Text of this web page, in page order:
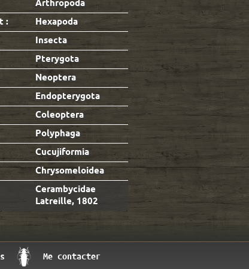
Arthropoda
:
Hexapoda
Insecta
Pterygota
Neoptera
Endopterygota
Coleoptera
Polyphaga
Cucujiformia
Chrysomeloidea
Cerambycidae
Latreille, 1802
Me contacter